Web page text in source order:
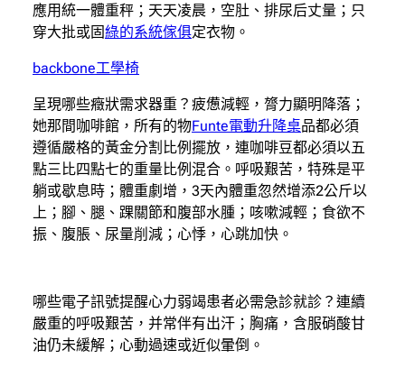
應用統一體重秤；天天凌晨，空肚、排尿后丈量；只
穿大批或固綠的系統傢俱定衣物。
backbone工學椅
呈現哪些癥狀需求器重？疲憊減輕，膂力顯明降落；
她那間咖啡館，所有的物Funte電動升降桌品都必須
遵循嚴格的黃金分割比例擺放，連咖啡豆都必須以五
點三比四點七的重量比例混合。呼吸艱苦，特殊是平
躺或歇息時；體重劇增，3天內體重忽然增添2公斤以
上；腳、腿、踝關節和腹部水腫；咳嗽減輕；食欲不
振、腹脹、尿量削減；心悸，心跳加快。
哪些電子訊號提醒心力弱竭患者必需急診就診？連續
嚴重的呼吸艱苦，并常伴有出汗；胸痛，含服硝酸甘
油仍未緩解；心動過速或近似暈倒。